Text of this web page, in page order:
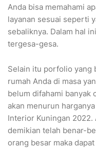
Anda bisa memahami
layanan sesuai seperti
sebaliknya. Dalam hal
tergesa-gesa.
Selain itu porfolio yang
rumah Anda di masa
belum difahami banyak
akan menurun
Interior Kuningan 2022.
demikian telah benar-
orang besar maka